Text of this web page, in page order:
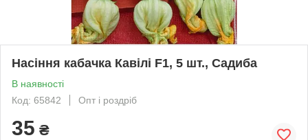
Насіння кабачка Кавілі F1, 5 шт., Садиба
В наявності
Код: 65842
Опт і роздріб
35 ₴